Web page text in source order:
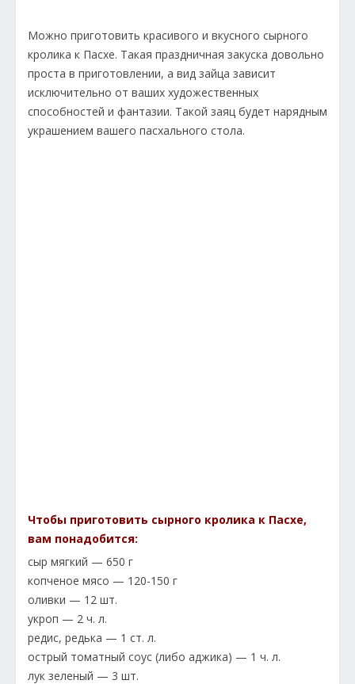
Можно приготовить красивого и вкусного сырного
кролика к Пасхе. Такая праздничная закуска довольно
проста в приготовлении, а вид зайца зависит
исключительно от ваших художественных
способностей и фантазии. Такой заяц будет нарядным
украшением вашего пасхального стола.
Чтобы приготовить сырного кролика к Пасхе,
вам понадобится:
сыр мягкий — 650 г
копченое мясо — 120-150 г
оливки — 12 шт.
укроп — 2 ч. л.
редис, редька — 1 ст. л.
острый томатный соус (либо аджика) — 1 ч. л.
лук зеленый — 3 шт.